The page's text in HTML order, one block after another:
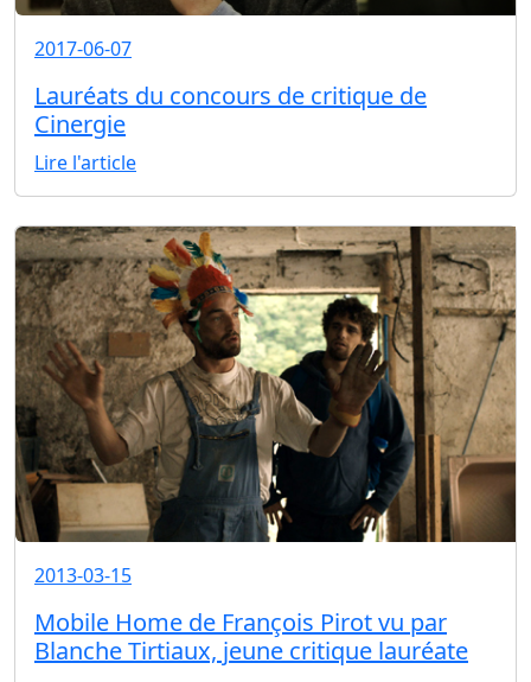
2017-06-07
Lauréats du concours de critique de
Cinergie
Lire l'article
2013-03-15
Mobile Home de François Pirot vu par
Blanche Tirtiaux, jeune critique lauréate